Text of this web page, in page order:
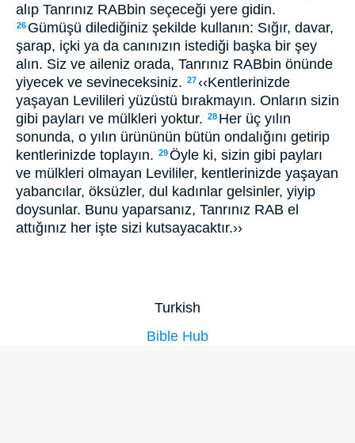
alıp Tanrınız RABbin seçeceği yere gidin.
26 Gümüşü dilediğiniz şekilde kullanın: Sığır, davar,
şarap, içki ya da canınızın istediği başka bir şey
alın. Siz ve aileniz orada, Tanrınız RABbin önünde
yiyecek ve sevineceksiniz. 27‹‹Kentlerinizde
yaşayan Levilileri yüzüstü bırakmayın. Onların sizin
gibi payları ve mülkleri yoktur. 28 Her üç yılın
sonunda, o yılın ürününün bütün ondalığını getirip
kentlerinizde toplayın. 29Öyle ki, sizin gibi payları
ve mülkleri olmayan Levililer, kentlerinizde yaşayan
yabancılar, öksüzler, dul kadınlar gelsinler, yiyip
doysunlar. Bunu yaparsanız, Tanrınız RAB el
attığınız her işte sizi kutsayacaktır.››
Turkish
Bible Hub